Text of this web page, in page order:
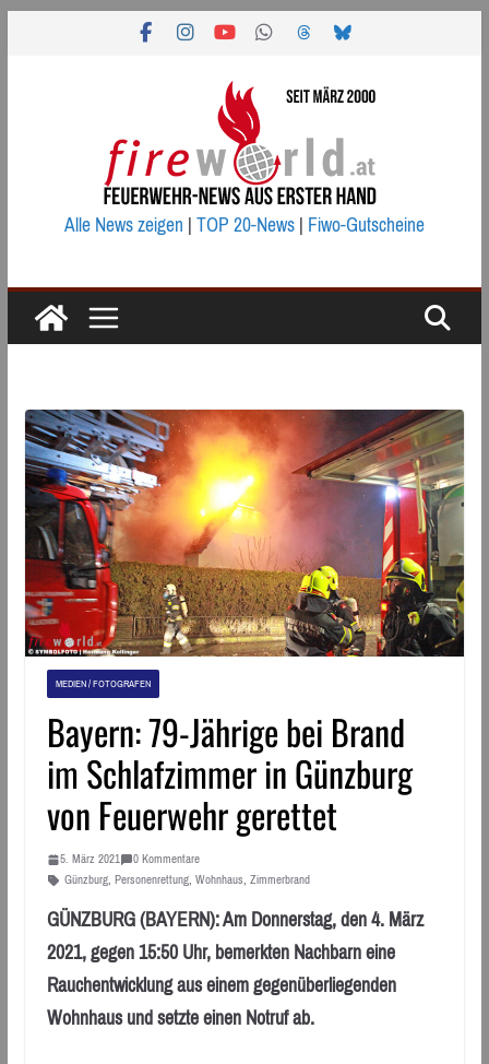
Alle News zeigen|TOP 20-News|Fiwo-Gutscheine
MEDIEN / FOTOGRAFEN
Bayern: 79-Jährige bei Brand
im Schlafzimmer in Günzburg
von Feuerwehr gerettet
5. März 2021
0 Kommentare
Günzburg, Personenrettung, Wohnhaus, Zimmerbrand
GÜNZBURG (BAYERN): Am Donnerstag, den 4. März
2021, gegen 15:50 Uhr, bemerkten Nachbarn eine
Rauchentwicklung aus einem gegenüberliegenden
Wohnhaus und setzte einen Notruf ab.